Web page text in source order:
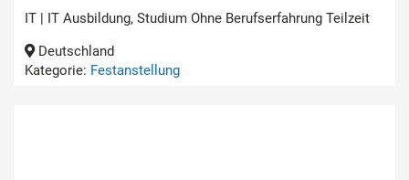
IT | IT Ausbildung, Studium Ohne Berufserfahrung Teilzeit
Deutschland
Kategorie: Festanstellung